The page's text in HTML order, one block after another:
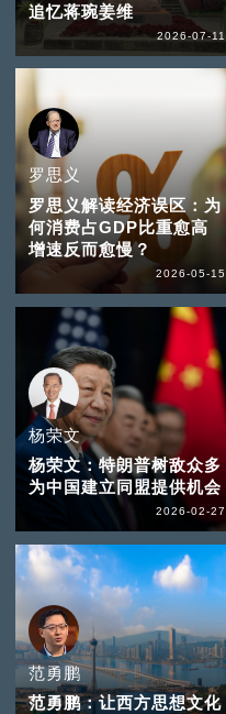
追忆蒋琬姜维
2026-07-11
罗思义
罗思义解读经济误区：为
何消费占GDP比重愈高
增速反而愈慢？
2026-05-15
杨荣文
杨荣文：特朗普树敌众多
为中国建立同盟提供机会
2026-02-27
范勇鹏
范勇鹏：让西方思想文化